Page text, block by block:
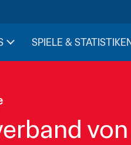
SPIELE & STATISTIKEN